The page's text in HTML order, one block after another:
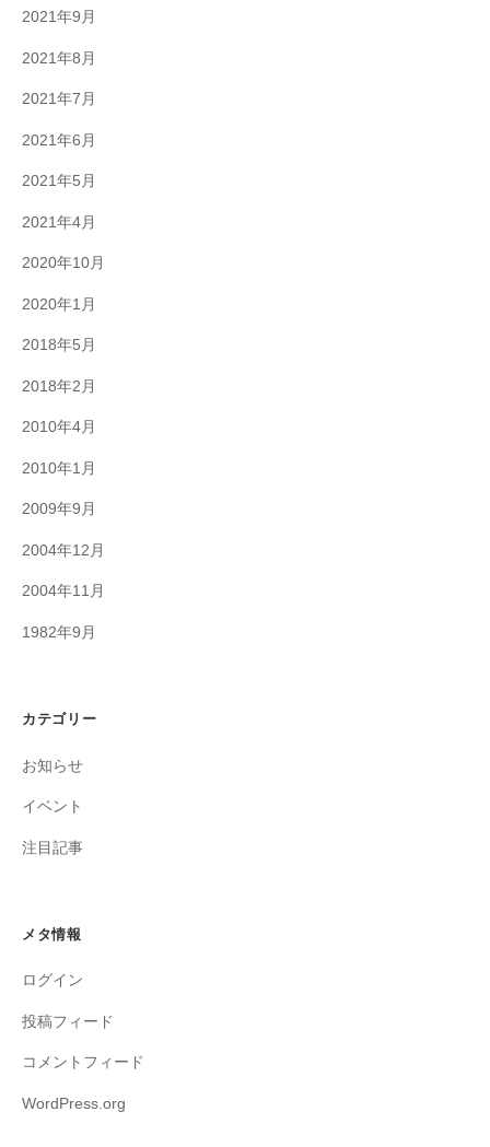
2021年9月
2021年8月
2021年7月
2021年6月
2021年5月
2021年4月
2020年10月
2020年1月
2018年5月
2018年2月
2010年4月
2010年1月
2009年9月
2004年12月
2004年11月
1982年9月
カテゴリー
お知らせ
イベント
注目記事
メタ情報
ログイン
投稿フィード
コメントフィード
WordPress.org